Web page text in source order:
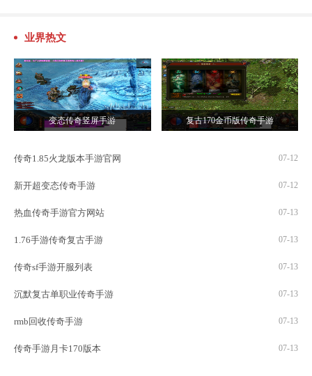
业界热文
变态传奇竖屏手游 复古170金币版传奇手游
传奇1.85火龙版本手游官网 07-12
新开超变态传奇手游 07-12
热血传奇手游官方网站 07-13
1.76手游传奇复古手游 07-13
传奇sf手游开服列表 07-13
沉默复古单职业传奇手游 07-13
rmb回收传奇手游 07-13
传奇手游月卡170版本 07-13